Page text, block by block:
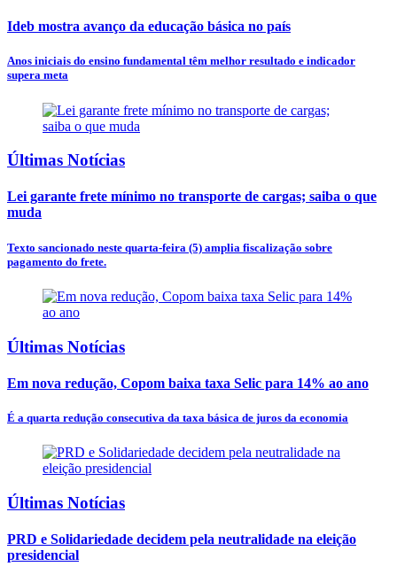
Ideb mostra avanço da educação básica no país
Anos iniciais do ensino fundamental têm melhor resultado e indicador
supera meta
Últimas Notícias
Lei garante frete mínimo no transporte de cargas; saiba o que
muda
Texto sancionado neste quarta-feira (5) amplia fiscalização sobre
pagamento do frete.
Últimas Notícias
Em nova redução, Copom baixa taxa Selic para 14% ao ano
É a quarta redução consecutiva da taxa básica de juros da economia
Últimas Notícias
PRD e Solidariedade decidem pela neutralidade na eleição
presidencial